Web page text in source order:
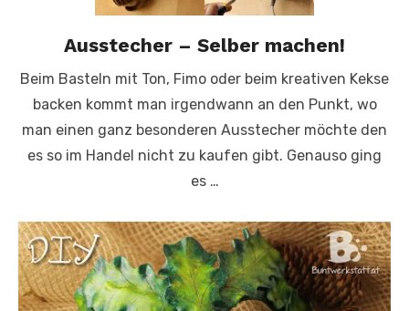
Ausstecher – Selber machen!
Beim Basteln mit Ton, Fimo oder beim kreativen Kekse
backen kommt man irgendwann an den Punkt, wo
man einen ganz besonderen Ausstecher möchte den
es so im Handel nicht zu kaufen gibt. Genauso ging
es …